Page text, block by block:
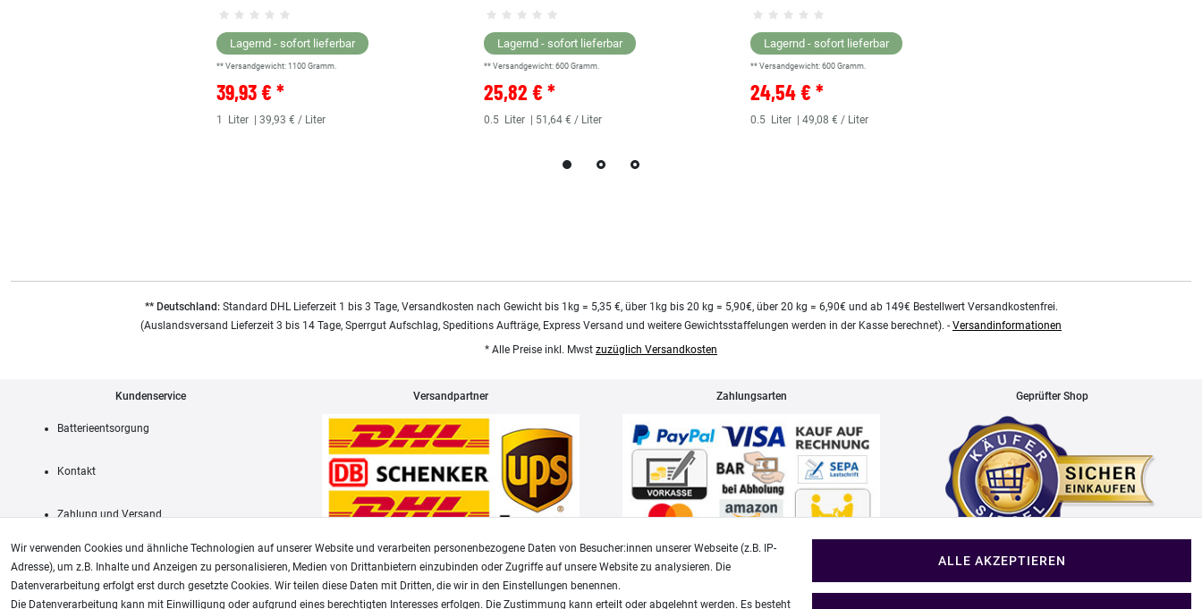
Lagernd - sofort lieferbar
** Versandgewicht: 1100 Gramm.
39,93 € *
1 Liter | 39,93 € / Liter
Lagernd - sofort lieferbar
** Versandgewicht: 600 Gramm.
25,82 € *
0.5 Liter | 51,64 € / Liter
Lagernd - sofort lieferbar
** Versandgewicht:600 Gramm.
24,54 € *
0.5 Liter | 49,08 € / Liter
** Deutschland:Standard DHL Lieferzeit 1 bis 3 Tage, Versandkosten nach Gewicht bis 1kg = 5,35 €, über 1kg bis 20 kg = 5,90€, über 20 kg = 6,90€ und ab 149€ Bestellwert Versandkostenfrei.
(Auslandsversand Lieferzeit 3 bis 14 Tage, Sperrgut Aufschlag, Speditions Aufträge, Express Versand und weitere Gewichtsstaffelungen werden in der Kasse berechnet). - Versandinformationen
* Alle Preise inkl. Mwst zuzüglich Versandkosten
Kundenservice
Batterieentsorgung
Kontakt
Zahlung und Versand
Versandpartner Zahlungsarten Geprüfter Shop
AGB Widerrufsrecht Impressum
Wir verwenden Cookies und ähnliche Technologien auf unserer Website und verarbeiten personenbezogene Daten von Besucher:innen unserer Webseite (z.B. IP-
Adresse), um z.B. Inhalte und Anzeigen zu personalisieren, Medien von Drittanbietern einzubinden oder Zugriffe auf unsere Website zu analysieren. Die
Datenverarbeitung erfolgt erst durch gesetzte Cookies. Wir teilen diese Daten mit Dritten, die wir in den Einstellungen benennen.
Die Datenverarbeitung kann mit Einwilligung oder aufgrund eines berechtigten Interesses erfolgen. Die Zustimmung kann erteilt oder abgelehnt werden. Es besteht
ALLE AKZEPTIEREN